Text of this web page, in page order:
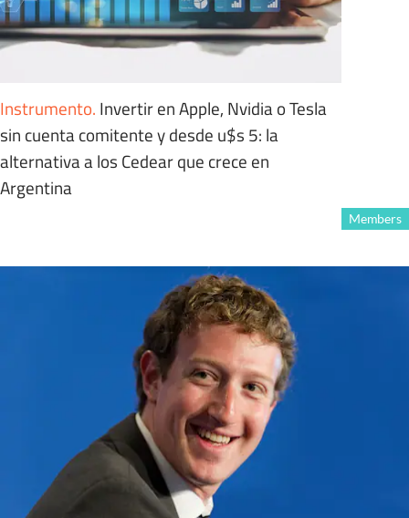
Instrumento. Invertir en Apple, Nvidia o Tesla
sin cuenta comitente y desde u$s 5: la
alternativa a los Cedear que crece en
Argentina
Members